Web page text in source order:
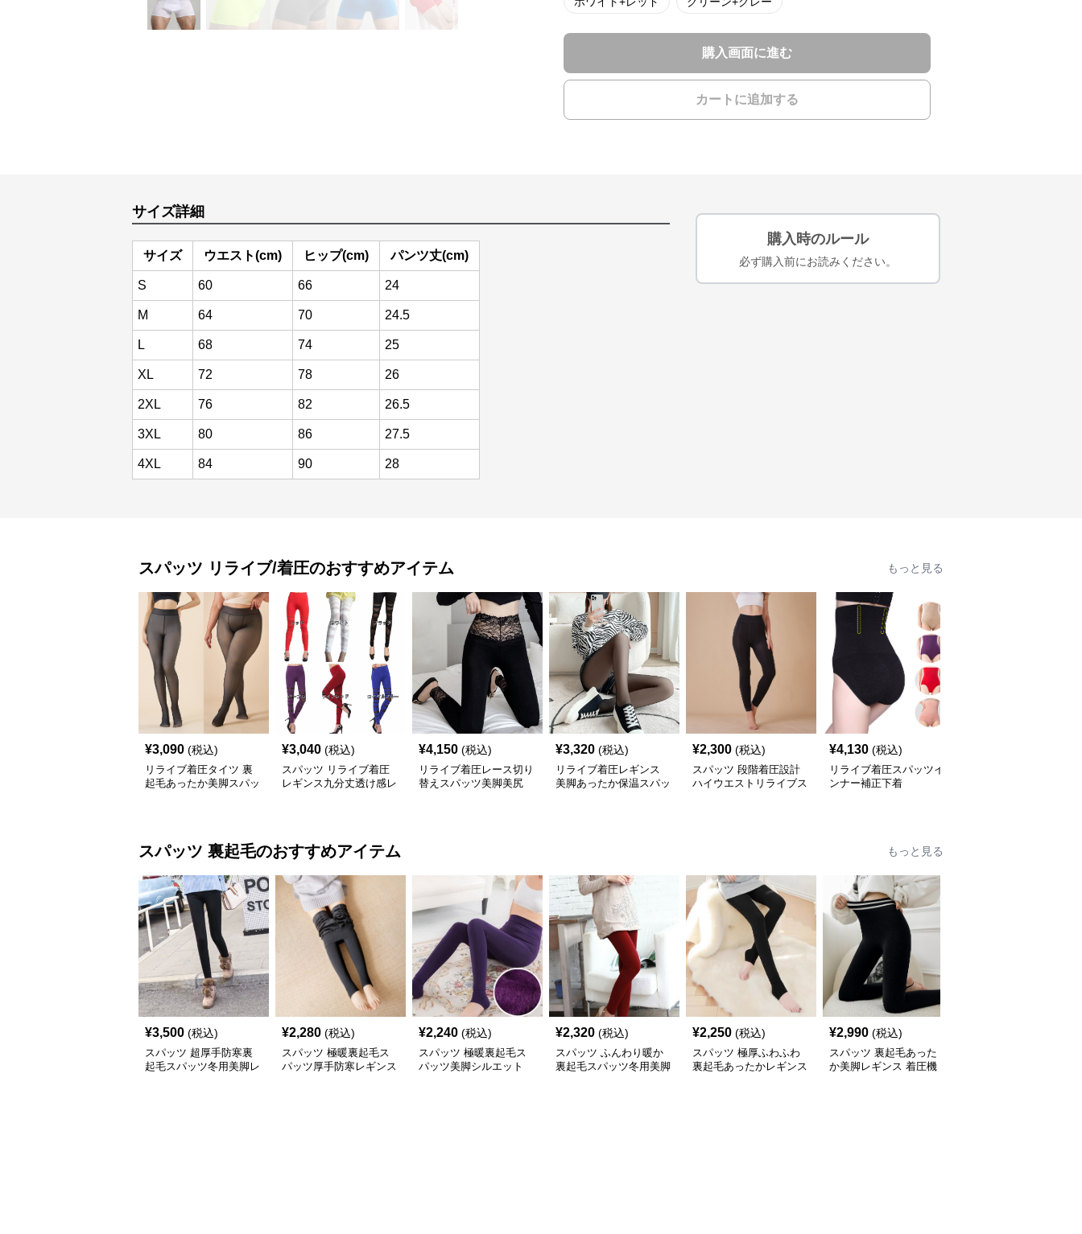
購入画面に進む
カートに追加する
サイズ詳細
サイズ ウエスト(cm) ヒップ(cm) パンツ丈(cm)
S 60 66 24
M 64 70 24.5
L 68 74 25
XL 72 78 26
2XL 76 82 26.5
3XL 80 86 27.5
4XL 84 90 28
購入時のルール
必ず購入前にお読みください。
スパッツ リライブ/着圧のおすすめアイテム もっと見る
¥3,090 (税込)
リライブ着圧タイツ 裏
起毛あったか美脚スパッ
¥3,040 (税込)
スパッツ リライブ着圧
レギンス九分丈透け感レ
¥4,150 (税込)
リライブ着圧レース切り
替えスパッツ美脚美尻
¥3,320 (税込)
リライブ着圧レギンス
美脚あったか保温スパッ
¥2,300 (税込)
スパッツ 段階着圧設計
ハイウエストリライブス
¥4,130 (税込)
リライブ着圧スパッツイ
ンナー補正下着
スパッツ 裏起毛のおすすめアイテム もっと見る
¥3,500 (税込)
スパッツ 超厚手防寒裏
起毛スパッツ冬用美脚レ
¥2,280 (税込)
スパッツ 極暖裏起毛ス
パッツ厚手防寒レギンス
¥2,240 (税込)
スパッツ 極暖裏起毛ス
パッツ美脚シルエット
¥2,320 (税込)
スパッツ ふんわり暖か
裏起毛スパッツ冬用美脚
¥2,250 (税込)
スパッツ 極厚ふわふわ
裏起毛あったかレギンス
¥2,990 (税込)
スパッツ 裏起毛あった
か美脚レギンス 着圧機